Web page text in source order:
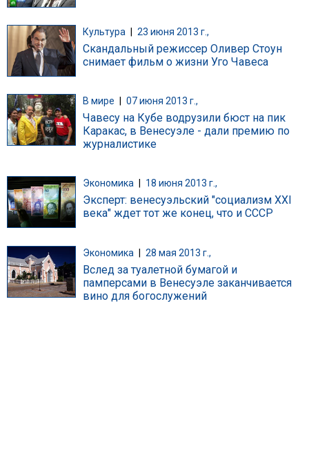
Культура 23 июня 2013 г.,
Скандальный режиссер Оливер Стоун
снимает фильм о жизни Уго Чавеса
В мире 07 июня 2013 г.,
Чавесу на Кубе водрузили бюст на пик
Каракас, в Венесуэле - дали премию по
журналистике
Экономика 18 июня 2013 г.,
Эксперт: венесуэльский "социализм XXI
века" ждет тот же конец, что и СССР
Экономика | 28 мая 2013 г.,
Вслед за туалетной бумагой и
памперсами в Венесуэле заканчивается
вино для богослужений